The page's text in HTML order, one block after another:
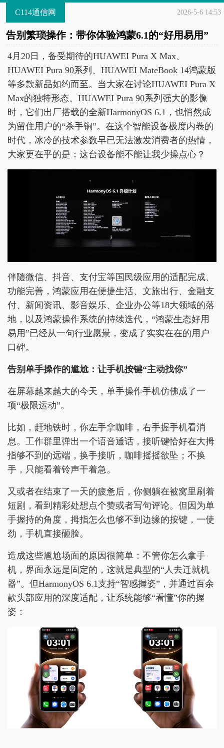
C114通信网 2026-5-6 14:53
告别繁琐操作：带你体验鸿蒙6.1的“好用易用”
4月20日，备受期待的HUAWEI Pura X Max、
HUAWEI Pura 90系列、HUAWEI MateBook 14鸿蒙版
等多款新品如约而至。当大家在讨论HUAWEI Pura X
Max的独特形态、HUAWEI Pura 90系列强大的影像
时，它们出厂搭载的全新HarmonyOS 6.1，也悄然成
为留住用户的“杀手锏”。在这个智能设备极度内卷的
时代，冰冷的技术参数早已无法激发消费者的热情，
大家更在乎的是：这台设备能不能让我少操点心？
伴随微信、抖音、支付宝等国民级应用的适配完成、
功能完善，鸿蒙应用在便捷生活、文旅出行、金融支
付、新闻资讯、影音娱乐、企业办公等18大领域的落
地，以及鸿蒙操作系统的持续迭代，“鸿蒙生态好用
易用”已经从一句行业愿景，变成了实实在在的用户
口碑。
告别单手操作的尴尬：让手机按键“主动找你”
在屏幕越来越大的今天，单手操作手机仿佛成了一
项“极限运动”。
比如，赶地铁时，你左手拿咖啡，右手握手机看消
息。工作群里弹出一个语音通话，接听键恰好在大拇
指够不到的远端，换手接听，咖啡摇摇欲坠；不换
手，只能看着铃声干着急。
又或者在结束了一天的疲惫后，你侧躺在被窝里刷着
短剧，看到精彩处想点个赞或者写句评论。但因为单
手握持的角度，拇指怎么也够不到边缘的按键，一使
劲，手机直接砸脸。
造成这些尴尬场面的原因很简单：不管你怎么拿手
机，界面永远是固定的，这就是典型的“人去迁就机
器”。但HarmonyOS 6.1支持“智感握姿”，并通过百余
款头部应用的深度适配，让系统能够“看懂”你的握
姿：